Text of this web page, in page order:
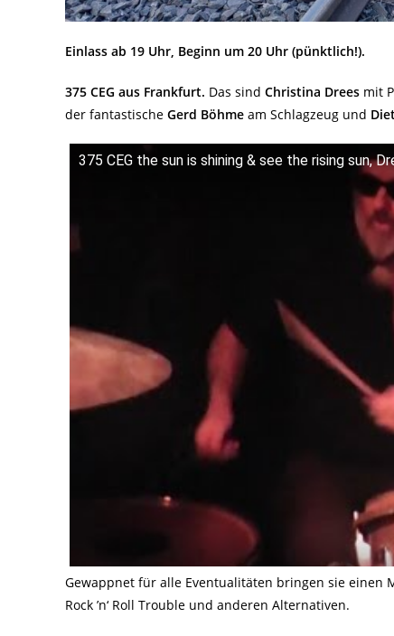
Einlass ab 19 Uhr, Beginn um 20 Uhr (pünktlich!).
375 CEG aus Frankfurt. Das sind Christina Drees mit
der fantastische Gerd Böhme am Schlagzeug und
375 CEG the sun is shining & see the rising sun,
Gewappnet für alle Eventualitäten bringen sie einen
Rock ’n‘ Roll Trouble und anderen Alternativen.